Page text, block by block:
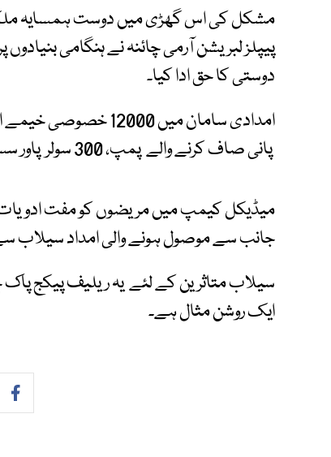
مشکل کی اس گھڑی میں دوست ہمسایہ
پیپلز لبریشن آرمی چائنہ نے ہنگامی
دوستی کا حق ادا کیا۔
پانی صاف کرنے والے پمپ، 300 سولر پاور سسٹمز بھی امداد میں شامل ہیں۔
میڈیکل کیمپ میں مریضوں کو مفت ادویات
جانب سے موصول ہونے والی امداد سیلاب
سیلاب متاثرین کے لئے یہ ریلیف پیکج پاک
ایک روشن مثال ہے۔